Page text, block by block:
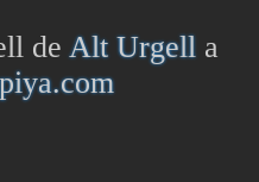
de Alt Urgell a